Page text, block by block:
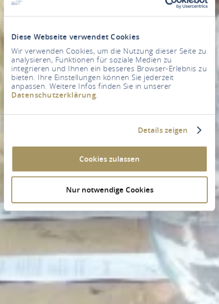
Diese Webseite verwendet Cookies
Wir verwenden Cookies, um die Nutzung dieser Seite zu
analysieren, Funktionen für soziale Medien zu
integrieren und Ihnen ein besseres Browser-Erlebnis zu
bieten. Ihre Einstellungen können Sie jederzeit
anpassen. Weitere Infos finden Sie in unserer
Datenschutzerklärung.
Details zeigen
Cookies zulassen
Nur notwendige Cookies